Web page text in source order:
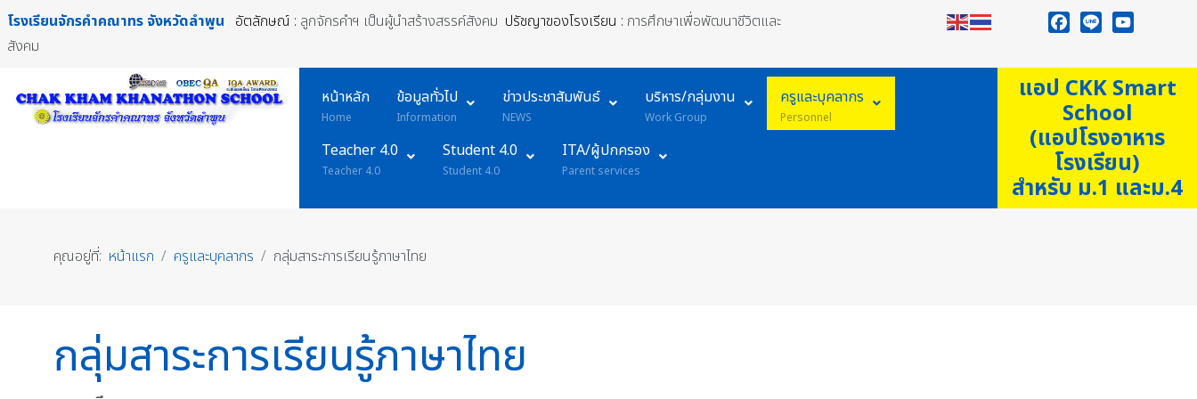
โรงเรียนจักรคำคณาทร จังหวัดลำพูน อัตลักษณ์ : ลูกจักรคำฯ เป็นผู้นำสร้างสรรค์สังคม ปรัชญาของโรงเรียน : การศึกษาเพื่อพัฒนาชีวิตและ
สังคม
หน้าหลัก
Home
ข้อมูลทั่วไป
Information
ข่าวประชาสัมพันธ์
NEWS
บริหาร/กลุ่มงาน
Work Group
ครูและบุคลากร
Personnel
Teacher 4.0
Teacher 4.0
Student 4.0
Student 4.0
ITA/ผู้ปกครอง
Parent services
แอป CKK Smart
School
(แอปโรงอาหาร
โรงเรียน)
สำหรับ ม.1 และม.4
คุณอยู่ที่: หน้าแรก ครูและบุคลากร กลุ่มสาระการเรียนรู้ภาษาไทย
กลุ่มสาระการเรียนรู้ภาษาไทย